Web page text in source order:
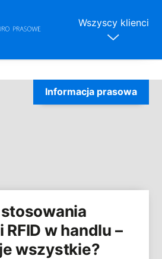
Wszyscy klienci
w handlu –
wszystkie?
Informacja prasowa